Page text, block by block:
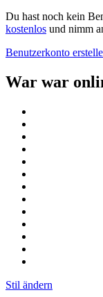
Du hast noch kein
kostenlos und nimm
Benutzerkonto
War war
Stil ändern